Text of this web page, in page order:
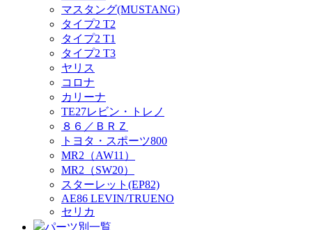
マスタング(MUSTANG)
タイプ2 T2
タイプ2 T1
タイプ2 T3
ヤリス
コロナ
カリーナ
TE27レビン・トレノ
８６／ＢＲＺ
トヨタ・スポーツ800
MR2（AW11）
MR2（SW20）
スターレット(EP82)
AE86 LEVIN/TRUENO
セリカ
パーツ別一覧